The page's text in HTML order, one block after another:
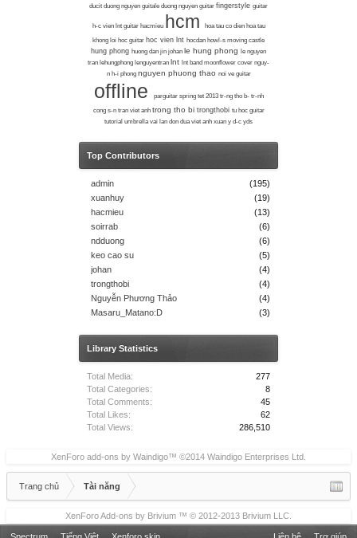
ducit duong nguyen guitale duong nguyen guitar fingerstyle guitar
h-c vien lnt guitar hacmieu hcm hoa tau co dien hoa tau
khong loi hoc guitar hoc vien lnt hocdan howl-s moving castle
hung phong huong dan jin johan le hung phong
le nguyen
tran lehungphong lenguyentran lnt lnt band moonflower cover nguy-
n h-i phong nguyen phuong thao noi ve guitar
offline parguitar spring tet 2013 tr-ng tho b- tr-nh
cong s-n tran viet anh trong tho bi trongthobi tu hoc guitar
tutorial umbrella vai lan don dua viet anh xuan y d-c yds
Top Contributors
admin
(195)
xuanhuy
(19)
hacmieu
(13)
soirrab
(6)
ndduong
(6)
keo cao su
(5)
johan
(4)
trongthobi
(4)
Nguyễn Phương Thảo
(4)
Masaru_Matano:D
(3)
Library Statistics
Total Media:
277
Total Categories:
8
Total Comments:
45
Total Likes:
62
Total Views:
286,510
XenForo add-ons by Waindigo™ ©2014 Waindigo Enterprises Ltd
Trang chủ Tài năng
XenForo Add-ons by Brivium ™ © 2012-2013 Brivium LLC.